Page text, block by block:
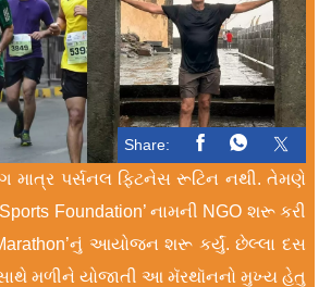
Share:
માત્ર પર્સનલ ફિટનેસ રૂટિન નથી. તેમણે
Foundation’ નામની NGO શરૂ કરી
આયોજન શરૂ કર્યું. છેલ્લા દસ
સાથે મળીને યોજાતી આ મૅરથૉનનો મુખ્ય હેતુ